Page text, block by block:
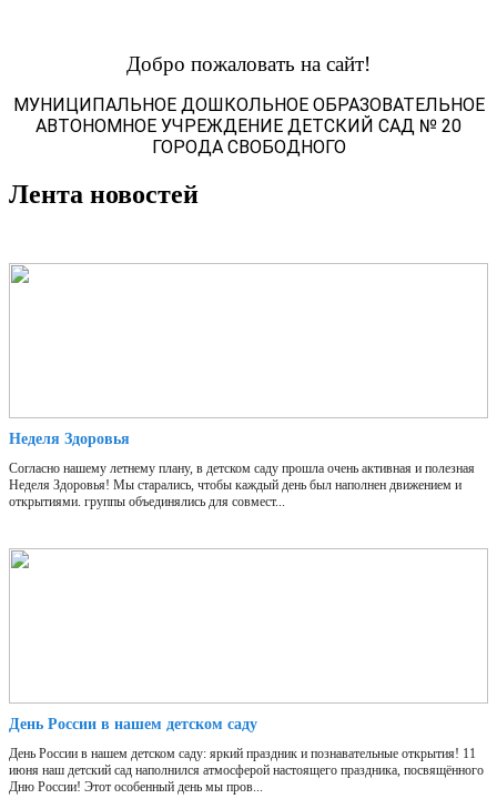
Добро пожаловать на сайт!
МУНИЦИПАЛЬНОЕ ДОШКОЛЬНОЕ ОБРАЗОВАТЕЛЬНОЕ
АВТОНОМНОЕ УЧРЕЖДЕНИЕ ДЕТСКИЙ САД № 20
ГОРОДА СВОБОДНОГО
Лента новостей
Неделя Здоровья
Согласно нашему летнему плану, в детском саду прошла очень активная и полезная
Неделя Здоровья! Мы старались, чтобы каждый день был наполнен движением и
открытиями. группы объединялись для совмест...
День России в нашем детском саду
День России в нашем детском саду: яркий праздник и познавательные открытия! 11
июня наш детский сад наполнился атмосферой настоящего праздника, посвящённого
Дню России! Этот особенный день мы пров...